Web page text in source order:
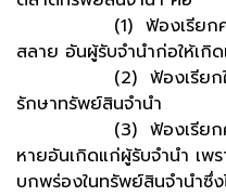
(1) ฟ้องเรียกค่าสิน
สลาย อันผู้รับจำนำก่อให้เกิ
(2) ฟ้องเรียกให้ชดใ
รักษาทรัพย์สินจำนำ
(3) ฟ้องเรียกค่าสิน
หายอันเกิดแก่ผู้รับจำนำ เพร
บกพร่องในทรัพย์สินจำนำซึ่ง